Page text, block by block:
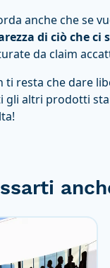
anche che se
di ciò che ci
da claim
ti resta che dare
gli altri prodotti